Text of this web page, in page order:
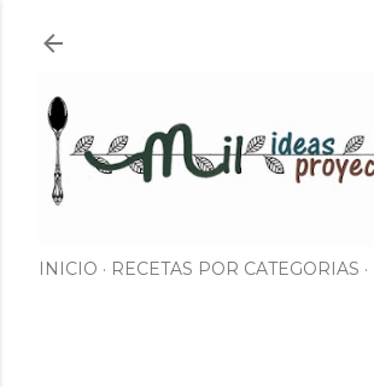
INICIO RECETAS POR CATEGORIAS